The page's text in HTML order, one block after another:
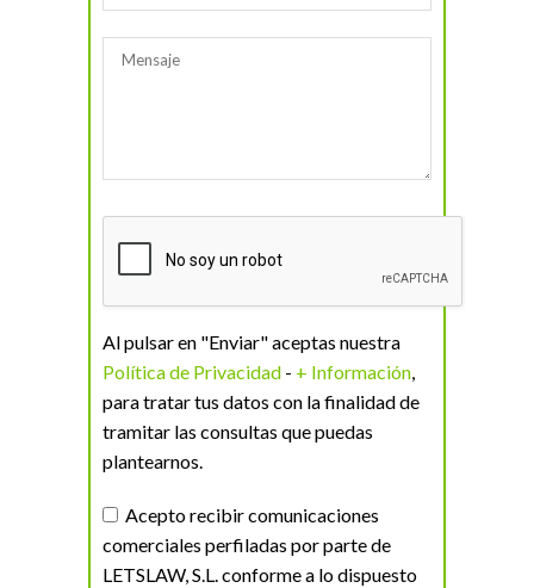
Al pulsar en "Enviar" aceptas nuestra
Política de Privacidad - + Información,
para tratar tus datos con la finalidad de
tramitar las consultas que puedas
plantearnos.
Acepto recibir comunicaciones
comerciales perfiladas por parte de
LETSLAW, S.L. conforme a lo dispuesto